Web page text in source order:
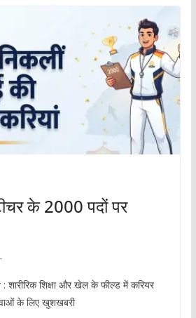
के 2000 पदों पर
शिक्षा और खेल के फील्ड में करियर
के लिए खुशखबरी